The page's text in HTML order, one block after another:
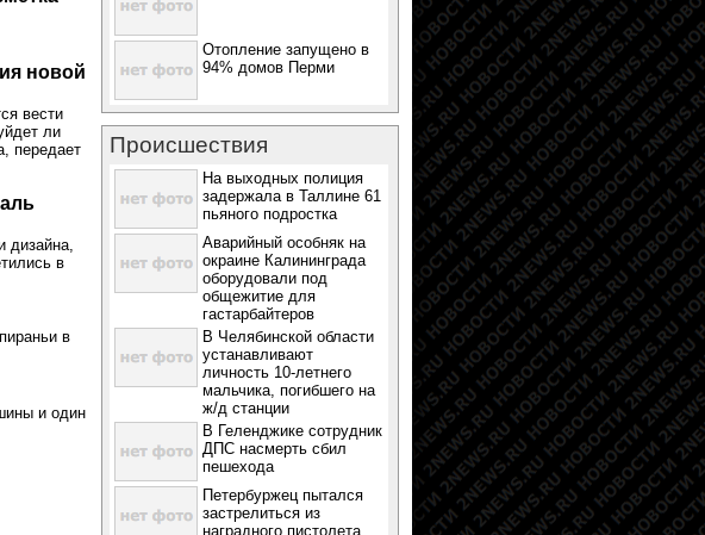
новой
вести
ли
передает
дизайна,
в
в
и один
Отопление запущено в
94% домов Перми
Происшествия
На выходных полиция
задержала в Таллине 61
пьяного подростка
Аварийный особняк на
окраине Калининграда
оборудовали под
общежитие для
гастарбайтеров
В Челябинской области
устанавливают
личность 10-летнего
мальчика, погибшего на
ж/д станции
В Геленджике сотрудник
ДПС насмерть сбил
пешехода
Петербуржец пытался
застрелиться из
наградного пистолета